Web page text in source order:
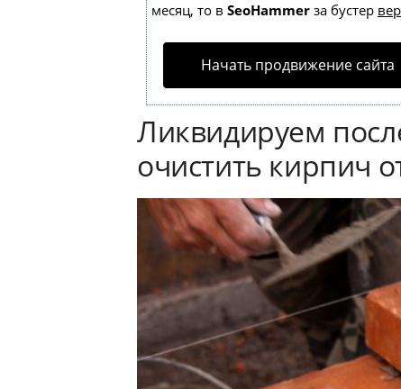
месяц, то в SeoHammer за бустер
Начать продвижение сайта
Ликвидируем
очистить кирпич